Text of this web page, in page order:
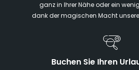
ganz in Ihrer Nähe oder ein
dank der magischen Macht
Buchen Sie Ihren